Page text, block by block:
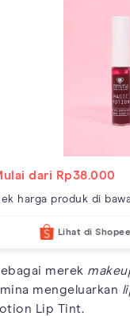
dari Rp38.000
harga produk di
Lihat di Shopee
merek
mengeluarkan
Lip Tint.